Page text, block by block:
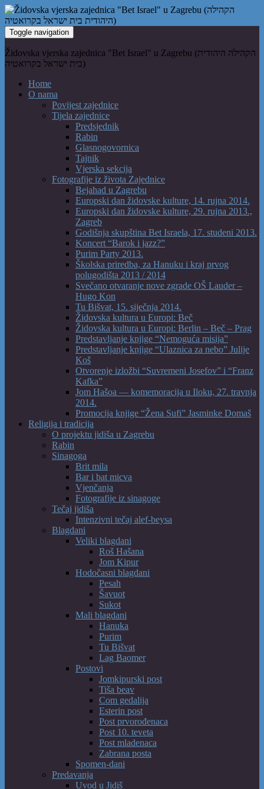
Toggle navigation
Židovska vjerska zajednica "Bet Israel" u Zagrebu (הקהילה היהודית
בית ישראל בקרואטיה)
Home
O nama
Povijest zajednice
Tijela zajednice
Predsjednik
Rabin
Glasnogovornica
Tajnik
Vjerska sekcija
Fotografije iz života Zajednice
Bejahad u Zagrebu
Europski dan židovske kulture, 14. rujna 2014.
Europski dan židovske kulture, 29. rujna 2013.,
Zagreb
Godišnja skupština Bet Israela, 17. studeni 2013.
Koncert “Barok i jazz?”
Purim Party 2013.
Školska priredba, za Hanuku i kraj prvog
polugodišta 2013 / 2014
Svečano otvaranje nove zgrade OŠ Lauder –
Hugo Kon
Tu Bišvat, 15. siječnja 2014.
Židovska kultura u Europi: Beč
Židovska kultura u Europi: Berlin – Beč – Prag
Predstavljanje knjige “Nemoguća misija”
Predstavljanje knjige “Ulaznica za nebo” Julije
Koš
Otvorenje izložbi “Suvremeni Josefov” i “Franz
Kafka”
Jom Hašoa — komemoracija u Iloku, 27. travnja
2014.
Promocija knjige “Žena Sufi” Jasminke Domaš
Religija i tradicija
O projektu jidiša u Zagrebu
Rabin
Sinagoga
Brit mila
Bar i bat micva
Vjenčanja
Fotografije iz sinagoge
Tečaj jidiša
Intenzivni tečaj alef-beysa
Blagdani
Veliki blagdani
Roš Hašana
Jom Kipur
Hodočasni blagdani
Pesah
Šavuot
Sukot
Mali blagdani
Hanuka
Purim
Tu Bišvat
Lag Baomer
Postovi
Jomkipurski post
Tiša beav
Com gedalija
Esterin post
Post prvorođenaca
Post 10. teveta
Post mladenaca
Zabrana posta
Spomen-dani
Predavanja
Uvod u Jidiš